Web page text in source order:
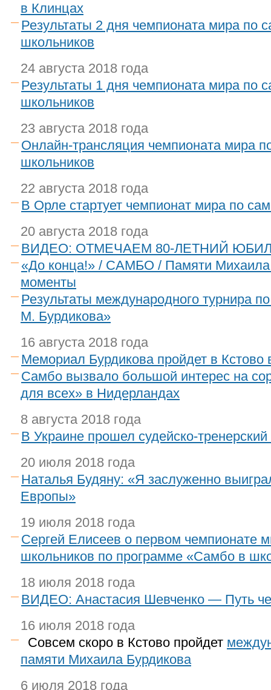
в Клинцах
Результаты 2 дня чемпионата мира по
школьников
24 августа 2018 года
Результаты 1 дня чемпионата мира по
школьников
23 августа 2018 года
Онлайн-трансляция чемпионата мира
школьников
22 августа 2018 года
В Орле стартует чемпионат мира по
20 августа 2018 года
ВИДЕО: ОТМЕЧАЕМ 80-ЛЕТНИЙ
«До конца!» / САМБО / Памяти Михаила
моменты
Результаты международного турнира
М. Бурдикова»
16 августа 2018 года
Мемориал Бурдикова пройдет в
Самбо вызвало большой интерес на
для всех» в Нидерландах
8 августа 2018 года
В Украине прошел судейско-
20 июля 2018 года
Наталья Будяну: «Я заслуженно
Европы»
19 июля 2018 года
Сергей Елисеев о первом чемпионате
школьников по программе «Самбо в
18 июля 2018 года
ВИДЕО: Анастасия Шевченко — Путь
16 июля 2018 года
Совсем скоро в Кстово пройдет
памяти Михаила Бурдикова
6 июля 2018 года